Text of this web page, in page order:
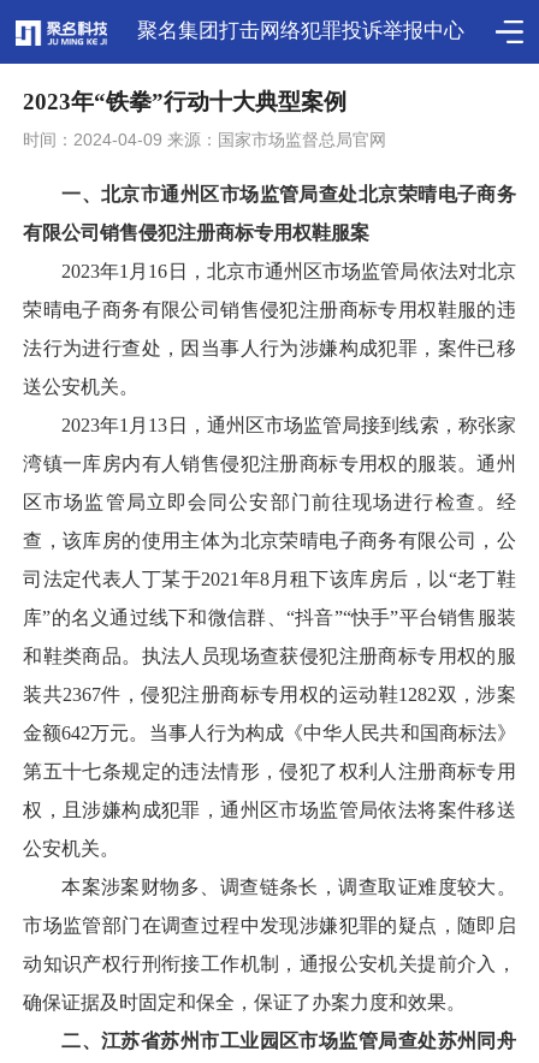
聚名集团打击网络犯罪投诉举报中心
2023年“铁拳”行动十大典型案例
时间：2024-04-09 来源：国家市场监督总局官网
一、 北京市通州区市场监管局查处北京荣晴电子商务
有限公司销售侵犯注册商标专用权鞋服案
2023年1月16日，北京市通州区市场监管局依法对北京
荣晴电子商务有限公司销售侵犯注册商标专用权鞋服的违
法行为进行查处，因当事人行为涉嫌构成犯罪，案件已移
送公安机关。
2023年1月13日，通州区市场监管局接到线索，称张家
湾镇一库房内有人销售侵犯注册商标专用权的服装。通州
区市场监管局立即会同公安部门前往现场进行检查。经
查，该库房的使用主体为北京荣晴电子商务有限公司，公
司法定代表人丁某于2021年8月租下该库房后，以“老丁鞋
库”的名义通过线下和微信群、“抖音”“快手”平台销售服装
和鞋类商品。执法人员现场查获侵犯注册商标专用权的服
装共2367件，侵犯注册商标专用权的运动鞋1282双，涉案
金额642万元。当事人行为构成《中华人民共和国商标法》
第五十七条规定的违法情形，侵犯了权利人注册商标专用
权，且涉嫌构成犯罪，通州区市场监管局依法将案件移送
公安机关。
本案涉案财物多、调查链条长，调查取证难度较大。
市场监管部门在调查过程中发现涉嫌犯罪的疑点，随即启
动知识产权行刑衔接工作机制，通报公安机关提前介入，
确保证据及时固定和保全，保证了办案力度和效果。
二、江苏省苏州市工业园区市场监管局查处苏州同舟